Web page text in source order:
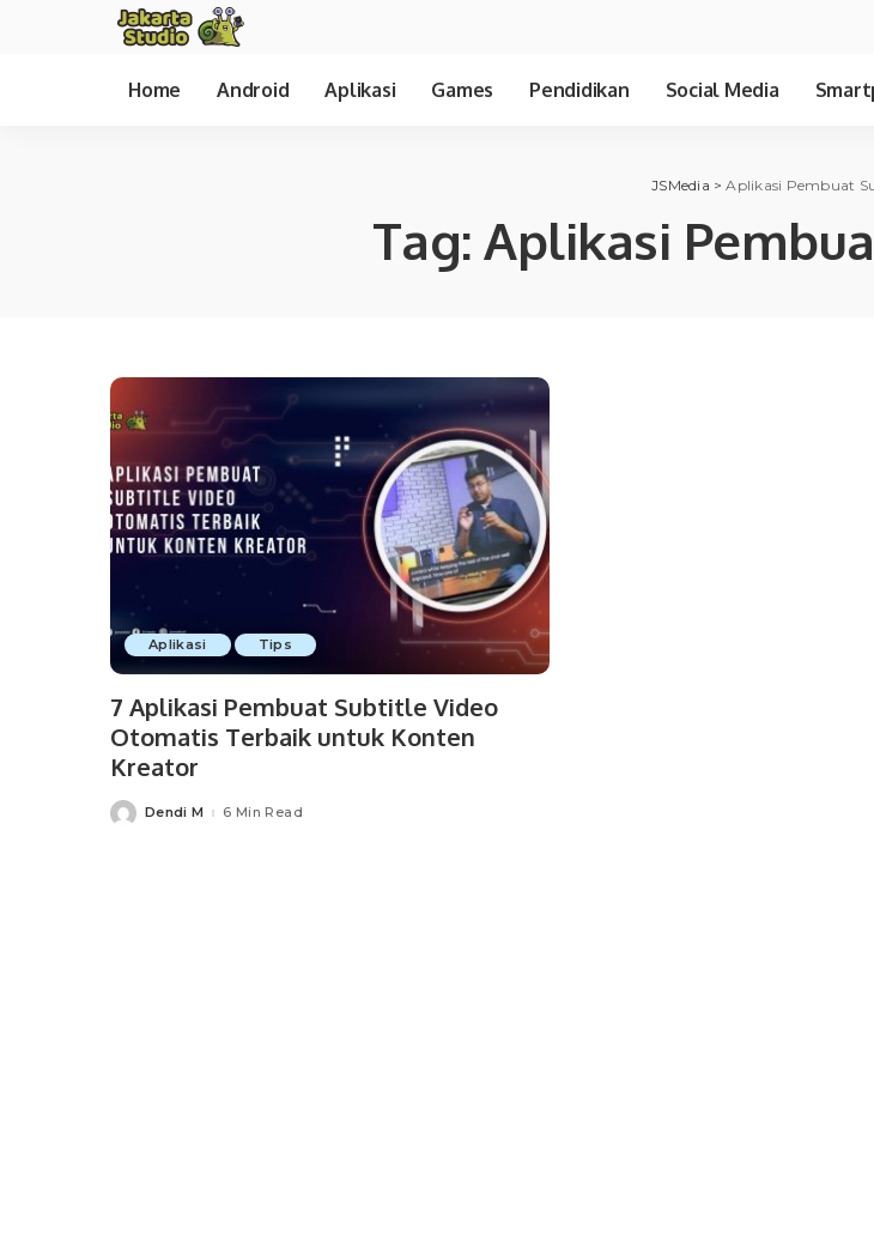
Home Android Aplikasi Games Pendidikan Social Media
JSMedia >Aplikasi Pembuat
Tag: Aplikasi
Aplikasi Tips
7 Aplikasi Pembuat Subtitle Video
Otomatis Terbaik untuk Konten
Kreator
PostedDendi M 6 Min Read